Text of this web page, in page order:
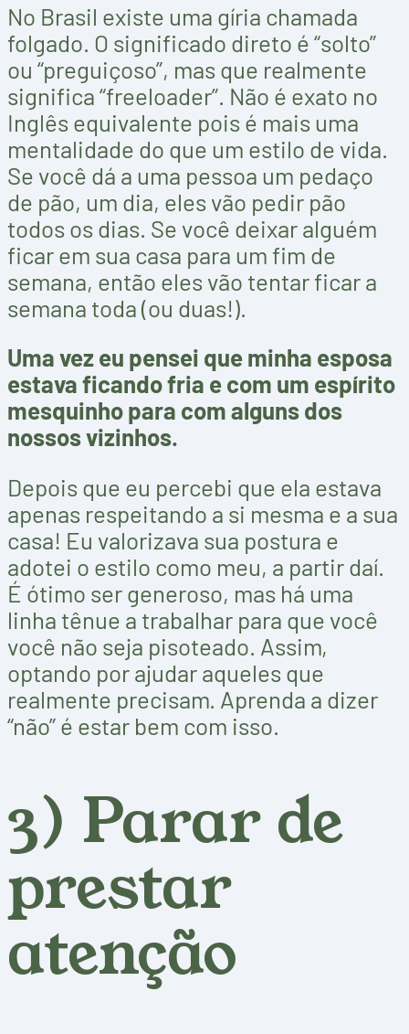
No Brasil existe uma gíria chamada
folgado. O significado direto é “solto”
ou “preguiçoso”, mas que realmente
significa “freeloader”. Não é exato no
Inglês equivalente pois é mais uma
mentalidade do que um estilo de vida.
Se você dá a uma pessoa um pedaço
de pão, um dia, eles vão pedir pão
todos os dias. Se você deixar alguém
ficar em sua casa para um fim de
semana, então eles vão tentar ficar a
semana toda (ou duas!).
Uma vez eu pensei que minha esposa
estava ficando fria e com um espírito
mesquinho para com alguns dos
nossos vizinhos.
Depois que eu percebi que ela estava
apenas respeitando a si mesma e a sua
casa! Eu valorizava sua postura e
adotei o estilo como meu, a partir daí.
É ótimo ser generoso, mas há uma
linha tênue a trabalhar para que você
você não seja pisoteado. Assim,
optando por ajudar aqueles que
realmente precisam. Aprenda a dizer
“não” é estar bem com isso.
3) Parar de
prestar
atenção